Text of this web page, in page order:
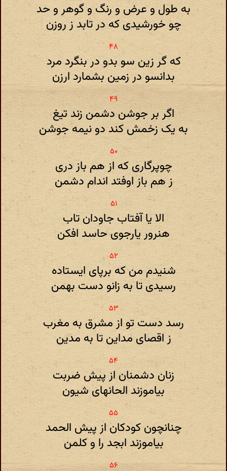
به طول و عرض و رنگ و گوهر و حد
چو خورشیدی که در تابد ز روزن
که گر زین سو بدو در بنگرد مرد
بدانسو در زمین بشمارد ارزن
اگر بر جوشن دشمن زند تیغ
به یک زخمش کند دو نیمه جوشن
چوپرگاری که از هم باز دری
ز هم باز اوفتد اندام دشمن
الا یا آفتاب جاودان تاب
هنرور یارجوی حاسد افکن
شنیدم من که برپای ایستاده
رسیدی تا به زانو دست بهمن
رسد دست تو از مشرق به مغرب
ز اقصای مداین تا به مدین
زنان دشمنان از پیش ضربت
بیاموزند الحانهای شیون
چنانچون کودکان از پیش الحمد
بیاموزند ابجد را و کلمن